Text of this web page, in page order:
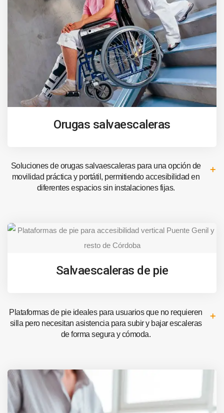
Orugas salvaescaleras
Soluciones de orugas salvaescaleras para una opción de
movilidad práctica y portátil, permitiendo accesibilidad en
diferentes espacios sin instalaciones fijas.
Salvaescaleras de pie
Plataformas de pie ideales para usuarios que no requieren
silla pero necesitan asistencia para subir y bajar escaleras
de forma segura y cómoda.